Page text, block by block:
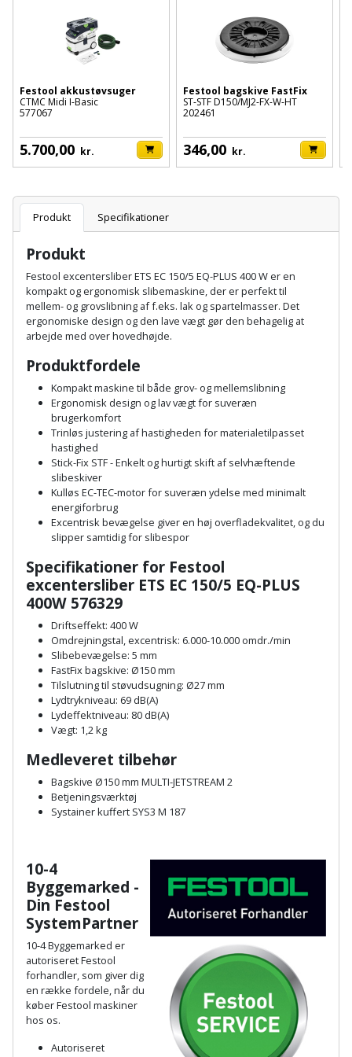
Fugtsikring
Garageport
Gelænder
Gips
Grundmursplader
Hardieplank
brædder
Hemsestige
Isolering
Komposit
terrassebrædder
Lecablokke
fundablokke
Lofter
Lofttrapper
Murpap
murfolie
Mursten
Plastlister
Rumdeler
Sand
grus
Skruer,
bolte
og
møtrikker
Skunklem
Fugepistol
skumpistol
Gevindskærer
Gipsværktøj
Glasskærer
Hæftepistol
og
hammer
Hammer
Høvl
Kiler
Kloakrenser
hobbykniv
Koben
Kridtsnor
Lærlingesæt
Landmålerstok
Løfteudstyr
Målebånd
Markeringsværktøj
Murerværktøj
Nedstryger
Nøgleværktøj
Økse
Oliekande
Betonsliber
Bits
Bor
Bore-
og
skruemaskine
Borehammer
Boremaskinetilbehør
Detektor
Diamantskæremaskine
Diamantslibertilbehør
Dykkerpistol
Dyksav
Excentersliber
Excenterslibertilbehør
Fedtsprøjte
Flamingoskærer
Flisevibrator
Forlængerledning
Fugepistol
Fugtmåler
Gipsskruemaskine
Girafsliber
Girafsliber
tilbehør
Høvl
Motorenhed
og
kædesav
Motorsav
og
tilbehør
Pælebor
Plæneklipper
Plæneklipper
tilbehør
Robotplæneklipper
Robotplæneklipper
tilbehør
Vandpumpe
Vertikalskærer
Vinduesvasker
Brændeovn
Brandslukker
Brugskunst
Camping
Damprengøring
Dørmåtte
Dørrist
Drivhus
Drivhustilbehør
Elartikler
Flagstænger
have
Garderobe
opbevaring
Gavekort
Grill
Gummibåd
kajak
Havemøbler
Haveredskaber
Haveslange
og
tilbehør
Havetilbehør
afrensning
Spartelmasse
til
væg
Tape
Stålvask
og
indeklima
Aktiviteter
Festool akkustøvsuger
CTMC Midi I-Basic
577067
5.700,00 kr.
Festool bagskive FastFix
ST-STF D150/MJ2-FX-W-HT
202461
346,00 kr.
Produkt Specifikationer
Produkt
Festool excentersliber ETS EC 150/5 EQ-PLUS 400 W er en
kompakt og ergonomisk slibemaskine, der er perfekt til
mellem- og grovslibning af f.eks. lak og spartelmasser. Det
ergonomiske design og den lave vægt gør den behagelig at
arbejde med over hovedhøjde.
Produktfordele
Kompakt maskine til både grov- og mellemslibning
Ergonomisk design og lav vægt for suveræn
brugerkomfort
Trinløs justering af hastigheden for materialetilpasset
hastighed
Stick-Fix STF - Enkelt og hurtigt skift af selvhæftende
slibeskiver
Kulløs EC-TEC-motor for suveræn ydelse med minimalt
energiforbrug
Excentrisk bevægelse giver en høj overfladekvalitet, og du
slipper samtidig for slibespor
Specifikationer for Festool
excentersliber ETS EC 150/5 EQ-PLUS
400W 576329
Driftseffekt: 400 W
Omdrejningstal, excentrisk: 6.000-10.000 omdr./min
Slibebevægelse: 5 mm
FastFix bagskive: Ø150 mm
Tilslutning til støvudsugning: Ø27 mm
Lydtrykniveau: 69 dB(A)
Lydeffektniveau: 80 dB(A)
Vægt: 1,2 kg
Medleveret tilbehør
Bagskive Ø150 mm MULTI-JETSTREAM 2
Betjeningsværktøj
Systainer kuffert SYS3 M 187
10-4
Byggemarked -
Din Festool
SystemPartner
10-4 Byggemarked er
autoriseret Festool
forhandler, som giver dig
en række fordele, når du
køber Festool maskiner
hos os.
Autoriseret